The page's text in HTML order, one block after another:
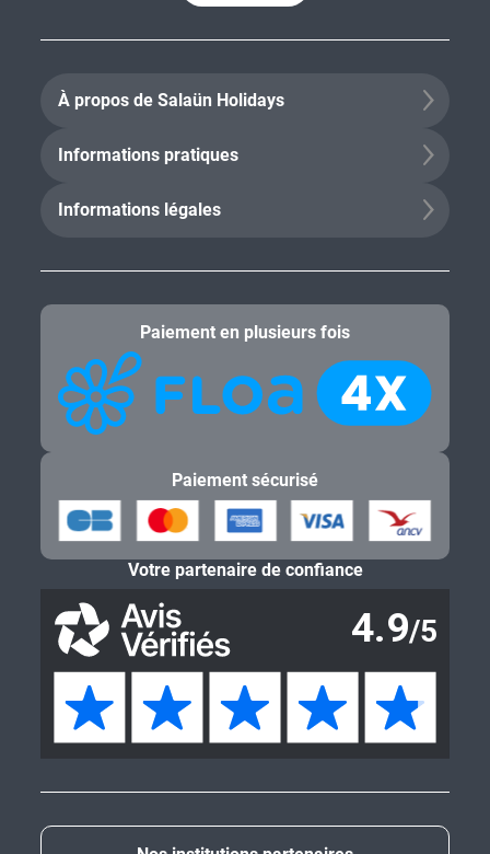
À propos de Salaün Holidays
Informations pratiques
Informations légales
Paiement en plusieurs fois
Paiement sécurisé
Votre partenaire de confiance